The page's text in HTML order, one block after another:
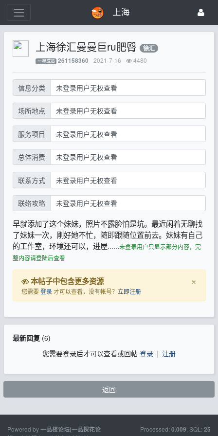
上海
上海徐汇曼曼巨ru肥臀 徐汇
一星成员 261158360 2021-7-16 4480
信息分类 未登录用户无权查看
场所地点 未登录用户无权查看
服务项目 未登录用户无权查看
总体消费 未登录用户无权查看
联系方式 未登录用户无权查看
联络攻略 未登录用户无权查看
早就添加了这个妹妹，照片不露脸怕是坑。最近闲着无聊找
了妹妹一次，刚好她不忙，随即跟随位置前去。妹妹有自己
的工作室，环境还可以，进屋......未登录用户只显示部分内容，完
整内容请登陆后查看
本帖子中包含更多资源
您需要登录才可以查看，没有帐号？ 立即注册
×
最新回复(6)
您需要登录后才可以查看或回帖 登录 | 注册
返回
Powered by一品楼论坛(一品探花论
Processed: 0.009 , SQL: 25